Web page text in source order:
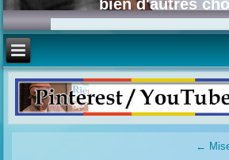
bien d'autres
←